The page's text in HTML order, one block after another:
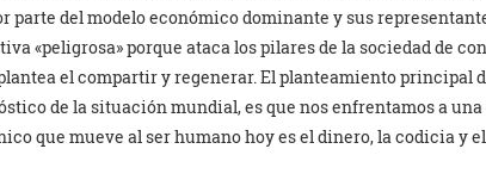
parte del modelo económico dominante y sus
«peligrosa» porque ataca los pilares de la sociedad de
el compartir y regenerar. El planteamiento principal
de la situación mundial, es que nos enfrentamos a
que mueve al ser humano hoy es el dinero, la codicia y el